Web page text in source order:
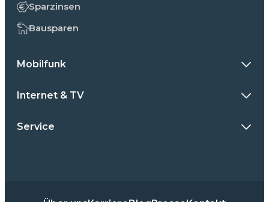
Sparzinsen
Bausparen
Mobilfunk
Internet & TV
Service